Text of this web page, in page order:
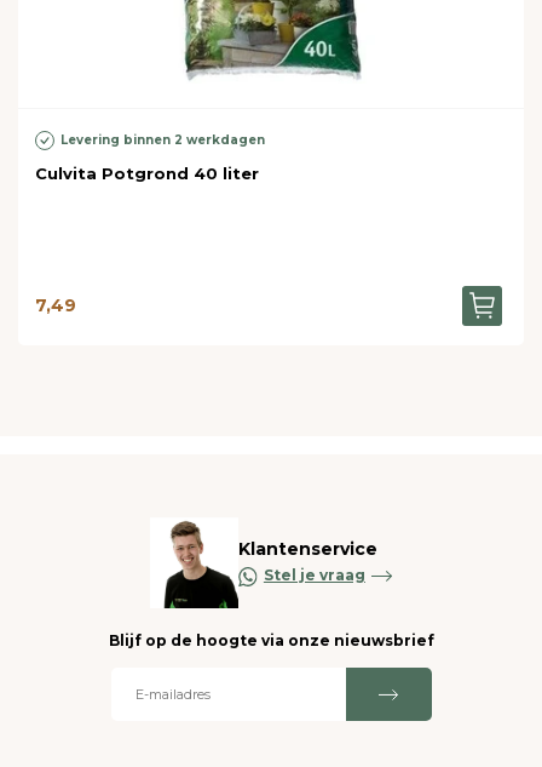
Levering binnen 2 werkdagen
Culvita Potgrond 40 liter
7,49
Klantenservice
Stel je vraag
Blijf op de hoogte via onze nieuwsbrief